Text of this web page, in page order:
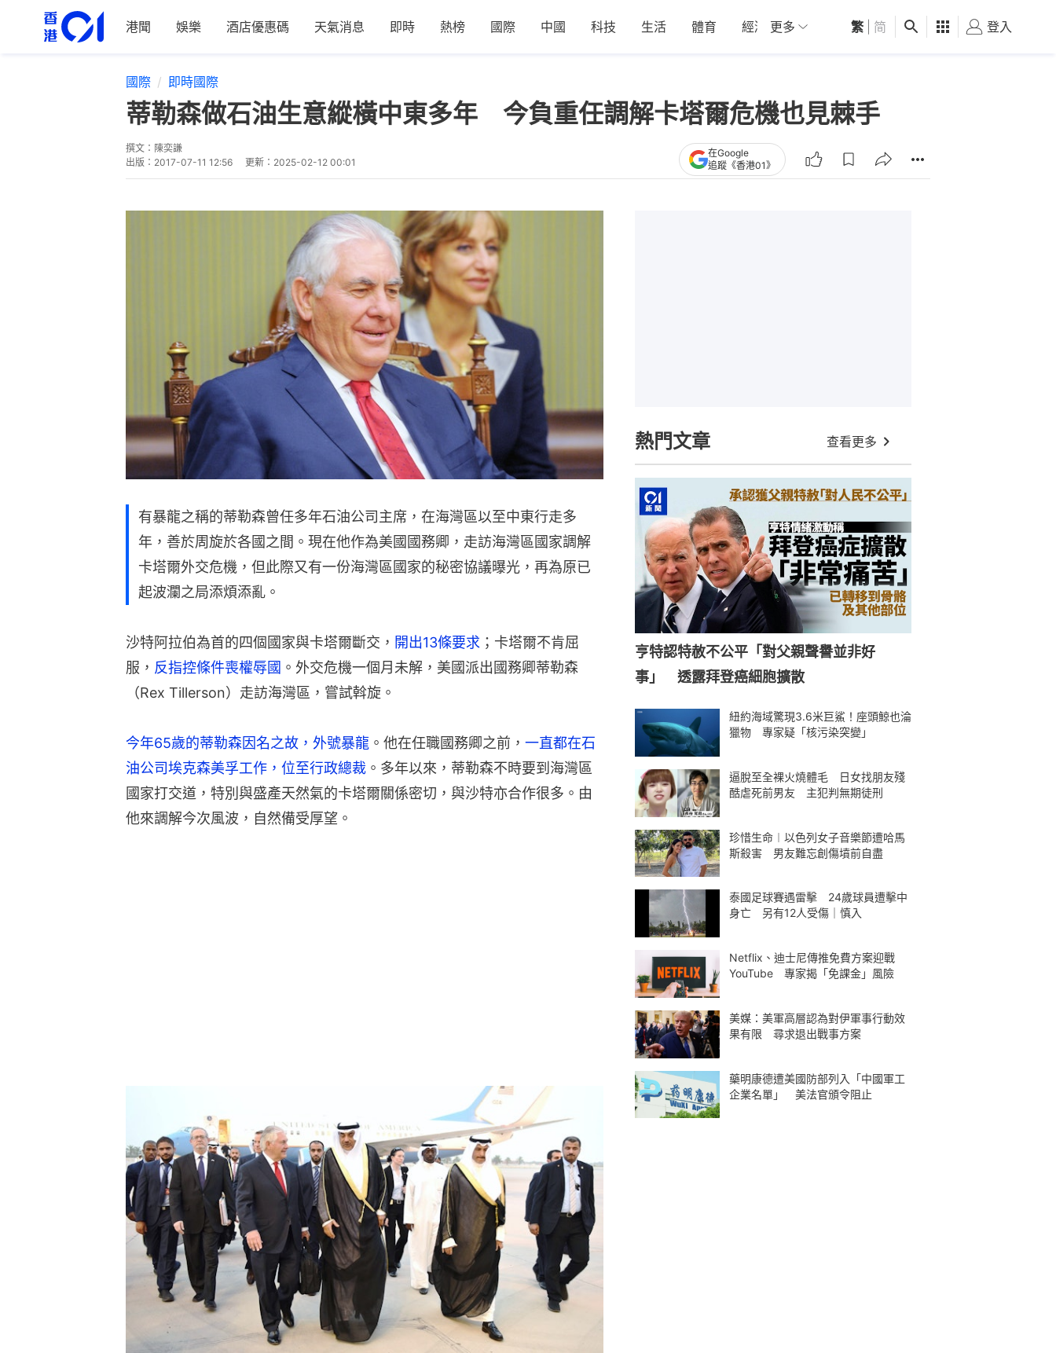
港聞 娛樂 酒店優惠碼 天氣消息 即時 熱榜 國際 中國 科技 生活 體育 經濟 01深圳 觀點 健康 好食玩飛
更多 繁 简 登入
國際 即時國際
蒂勒森做石油生意縱橫中東多年 今負重任調解卡塔爾危機也見棘手
撰文： 陳奕謙
出版： 2017-07-11 12:56 更新： 2025-02-12 00:01
在Google
追蹤《香港01》
有暴龍之稱的蒂勒森曾任多年石油公司主席，在海灣區以至中東行走多
年，善於周旋於各國之間。現在他作為美國國務卿，走訪海灣區國家調解
卡塔爾外交危機，但此際又有一份海灣區國家的秘密協議曝光，再為原已
起波瀾之局添煩添亂。
沙特阿拉伯為首的四個國家與卡塔爾斷交， 開出13條要求 ；卡塔爾不肯屈
服， 反指控條件喪權辱國 。外交危機一個月未解，美國派出國務卿蒂勒森
（Rex Tillerson）走訪海灣區，嘗試斡旋。
今年65歲的蒂勒森因名之故，外號暴龍 。他在任職國務卿之前， 一直都在石
油公司埃克森美孚工作，位至行政總裁 。多年以來，蒂勒森不時要到海灣區
國家打交道，特別與盛產天然氣的卡塔爾關係密切，與沙特亦合作很多。由
他來調解今次風波，自然備受厚望。
熱門文章 查看更多
亨特認特赦不公平「對父親聲譽並非好
事」 透露拜登癌細胞擴散
紐約海域驚現3.6米巨鯊！座頭鯨也淪
獵物 專家疑「核污染突變」
逼脫至全裸火燒體毛 日女找朋友殘
酷虐死前男友 主犯判無期徒刑
珍惜生命︱以色列女子音樂節遭哈馬
斯殺害 男友難忘創傷墳前自盡
泰國足球賽遇雷擊 24歲球員遭擊中
身亡 另有12人受傷｜慎入
Netflix、迪士尼傳推免費方案迎戰
YouTube 專家揭「免課金」風險
美媒：美軍高層認為對伊軍事行動效
果有限 尋求退出戰事方案
藥明康德遭美國防部列入「中國軍工
企業名單」 美法官頒令阻止